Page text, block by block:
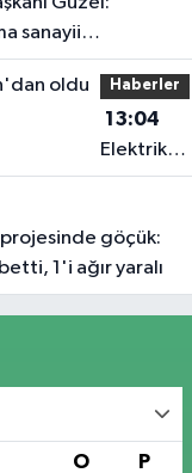
sanayii
güçlü şekilde
Haberler
13:04
Elektrik
akımına
oldu
1'i ağır yaralı
O P